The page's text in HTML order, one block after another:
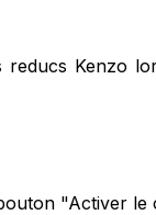
Kenzo
"Activer le